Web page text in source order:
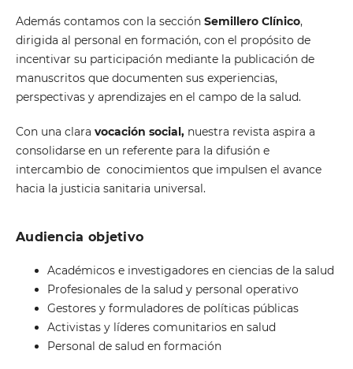
Además contamos con la sección Semillero Clínico,
dirigida al personal en formación, con el propósito de
incentivar su participación mediante la publicación de
manuscritos que documenten sus experiencias,
perspectivas y aprendizajes en el campo de la salud.
Con una clara vocación social,nuestra revista aspira a
consolidarse en un referente para la difusión e
intercambio de conocimientos que impulsen el avance
hacia la justicia sanitaria universal.
Audiencia objetivo
Académicos e investigadores en ciencias de la salud
Profesionales de la salud y personal operativo
Gestores y formuladores de políticas públicas
Activistas y líderes comunitarios en salud
Personal de salud en formación